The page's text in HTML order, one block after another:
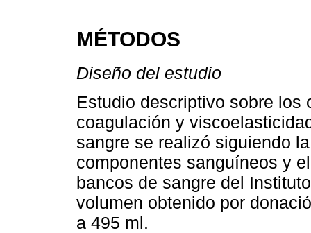
MÉTODOS
Diseño del estudio
Estudio descriptivo sobre los
coagulación y
sangre se realizó siguiendo
componentes sanguíneos y
bancos de sangre del
volumen obtenido por
a 495 ml.